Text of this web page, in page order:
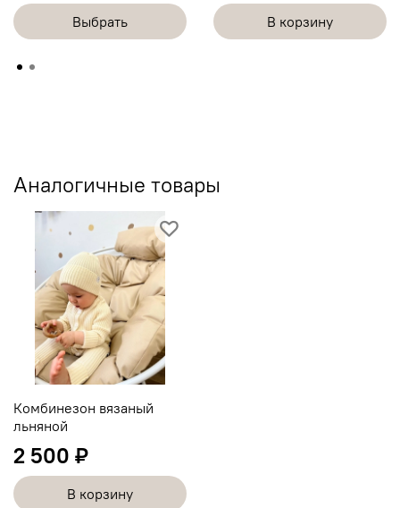
Выбрать В корзину
Аналогичные товары
Комбинезон вязаный
льняной
2 500 ₽
В корзину